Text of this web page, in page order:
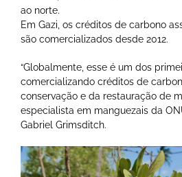
ao norte.
Em Gazi, os créditos de carbono
são comercializados desde 2012.
“Globalmente, esse é um dos
comercializando créditos de
conservação e da restauração de
especialista em manguezais da
Gabriel Grimsditch.